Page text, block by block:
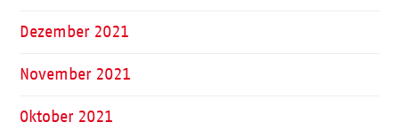
Dezember 2021
November 2021
Oktober 2021